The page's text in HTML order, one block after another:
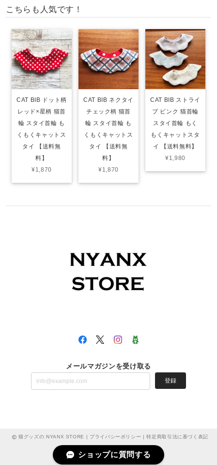
こちらも人気です！
CAT BIB ドット柄
レッド×星柄 猫首
輪 スタイ首輪 も
くもくキャットス
タイ 【送料無
料】
¥1,870
CAT BIB ネクタイ
チェック柄 猫首
輪 スタイ首輪 も
くもくキャットス
タイ 【送料無
料】
¥1,870
CAT BIB ストライ
プ ピンク 猫首輪
スタイ首輪 もく
もくキャットスタ
イ 【送料無料】
¥1,980
メールマガジンを受け取る
登録
猫グッズの NYANX STORE | プライバシーポリシー |特定商取引法に基づく表記
ショップに質問する